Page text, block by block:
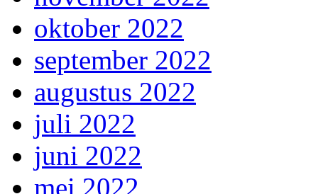
oktober 2022
september 2022
augustus 2022
juli 2022
juni 2022
mei 2022